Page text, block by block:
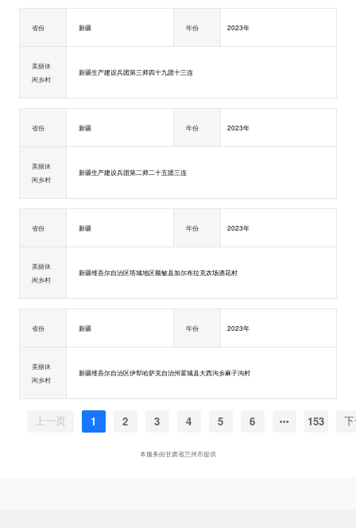
省份 新疆 年份 2023年
美丽休
闲乡村
新疆生产建设兵团第三师四十九团十三连
省份 新疆 年份 2023年
美丽休
闲乡村
新疆生产建设兵团第二师二十五团三连
省份 新疆 年份 2023年
美丽休
闲乡村
新疆维吾尔自治区塔城地区额敏县加尔布拉克农场酒花村
省份 新疆 年份 2023年
美丽休
闲乡村
新疆维吾尔自治区伊犁哈萨克自治州霍城县大西沟乡麻子沟村
上一页 1 2 3 4 5 6 153
本服务由甘肃省兰州市提供